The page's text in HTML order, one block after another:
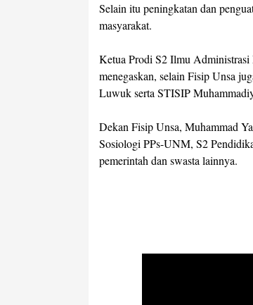
Selain itu peningkatan dan
masyarakat.
Ketua Prodi S2 Ilmu
menegaskan, selain Fisip Unsa
Luwuk serta STISIP
Dekan Fisip Unsa, Muhammad
Sosiologi PPs-UNM, S2
pemerintah dan swasta lainnya.